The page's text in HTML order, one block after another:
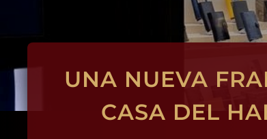
UNA NUEVA
CASA DEL